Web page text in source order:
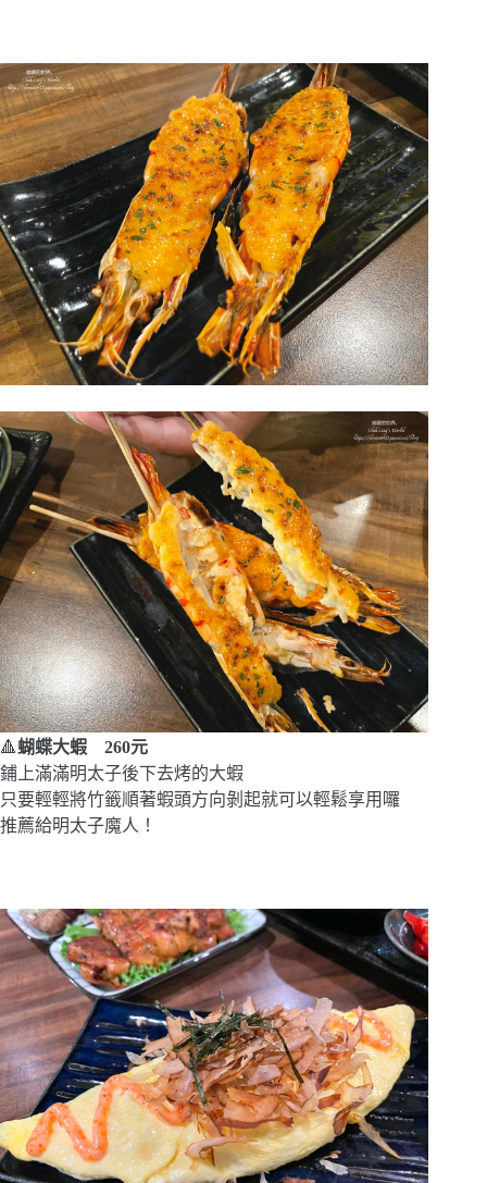
🔺蝴蝶大蝦 260元
鋪上滿滿明太子後下去烤的大蝦
只要輕輕將竹籤順著蝦頭方向剝起就可以輕鬆享用囉
推薦給明太子魔人！